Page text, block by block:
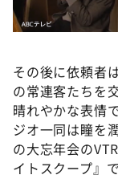
その後に依頼者
の常連客たちを
晴れやかな表情
ジオ一同は瞳を
の大忘年会の
イトスクープ』